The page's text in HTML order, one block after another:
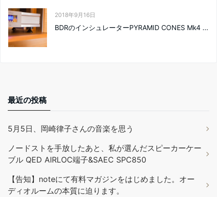
2018年9月16日
BDRのインシュレーターPYRAMID CONES Mk4 ...
最近の投稿
5月5日、岡崎律子さんの音楽を思う
ノードストを手放したあと、私が選んだスピーカーケー
ブル QED AIRLOC端子&SAEC SPC850
【告知】noteにて有料マガジンをはじめました。オー
ディオルームの本質に迫ります。